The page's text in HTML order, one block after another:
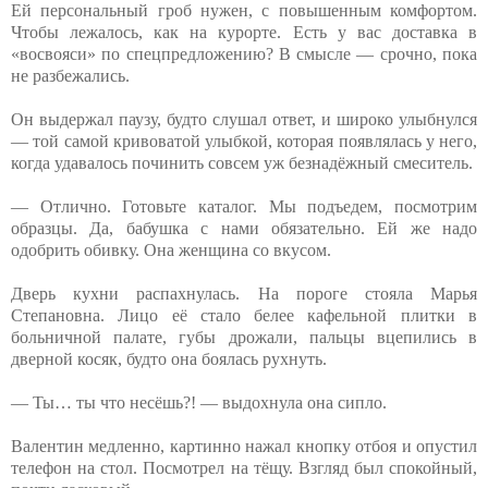
Ей персональный гроб нужен, с повышенным комфортом.
Чтобы лежалось, как на курорте. Есть у вас доставка в
«восвояси» по спецпредложению? В смысле — срочно, пока
не разбежались.
Он выдержал паузу, будто слушал ответ, и широко улыбнулся
— той самой кривоватой улыбкой, которая появлялась у него,
когда удавалось починить совсем уж безнадёжный смеситель.
— Отлично. Готовьте каталог. Мы подъедем, посмотрим
образцы. Да, бабушка с нами обязательно. Ей же надо
одобрить обивку. Она женщина со вкусом.
Дверь кухни распахнулась. На пороге стояла Марья
Степановна. Лицо её стало белее кафельной плитки в
больничной палате, губы дрожали, пальцы вцепились в
дверной косяк, будто она боялась рухнуть.
— Ты… ты что несёшь?! — выдохнула она сипло.
Валентин медленно, картинно нажал кнопку отбоя и опустил
телефон на стол. Посмотрел на тёщу. Взгляд был спокойный,